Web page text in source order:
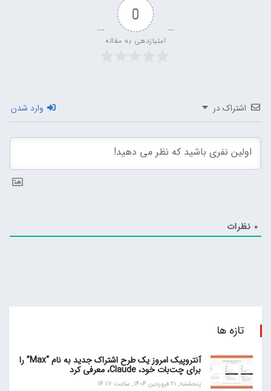
0
امتیازدهی به مقاله
اشتراک در وارد شدن
0 نظرات
تازه ها
آنتروپیک امروز یک طرح اشتراک جدید به نام “Max” را
برای چت‌بات خود، Claude، معرفی کرد
پنجشنبه, 21 فروردین 1404, ساعت 14:17